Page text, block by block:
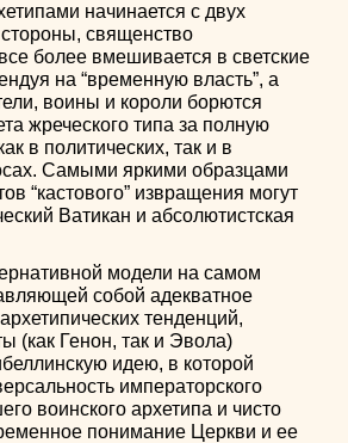
начинается с двух
священство
более вмешивается в светские
на “временную власть”, а
воины и короли борются
жреческого типа за полную
в политических, так и в
Самыми яркими образцами
“кастового” извращения могут
Ватикан и абсолютистская
модели на самом
собой адекватное
тенденций,
(как Генон, так и Эвола)
идею, в которой
императорского
воинского архетипа и чисто
понимание Церкви и ее